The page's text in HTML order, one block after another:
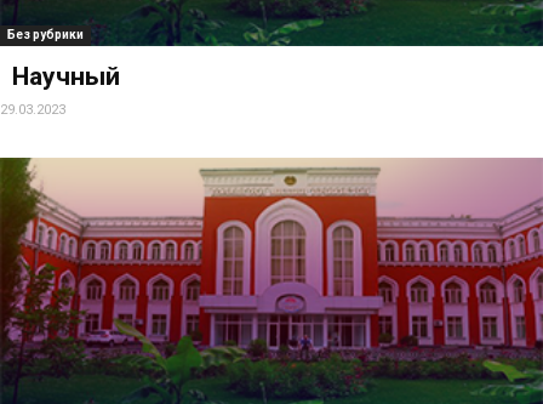
Без рубрики
Научный
29.03.2023